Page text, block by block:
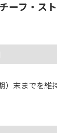
ーフ・ス
）末までを維